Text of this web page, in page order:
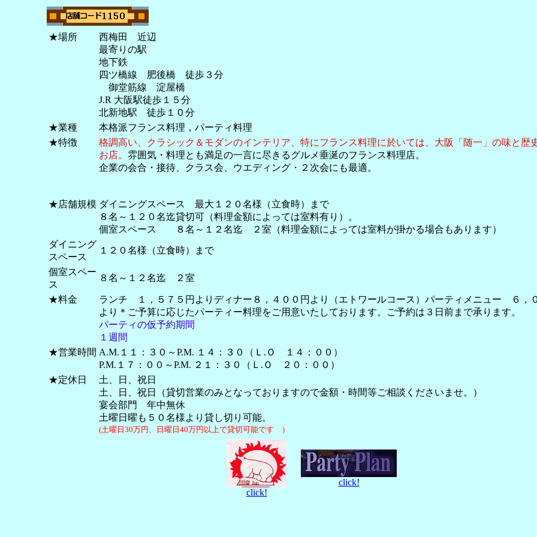
★場所
西梅田 近辺
最寄りの駅
地下鉄
四ツ橋線 肥後橋 徒歩３分
御堂筋線 淀屋橋
J.R 大阪駅徒歩１５分
北新地駅 徒歩１０分
★業種
本格派フランス料理，パーティ料理
★特徴
格調高い、クラシック＆モダンのインテリア、特にフランス料理に於いては、大阪「随一」の味と歴
お店。 雰囲気・料理とも満足の一言に尽きるグルメ垂涎のフランス料理店。
企業の会合・接待、クラス会、ウエディング・２次会にも最適。
★店舗規模 ダイニングスペース 最大１２０名様（立食時）まで
８名～１２０名迄貸切可（料理金額によっては室料有り）。
個室スペース ８名～１２名迄 ２室（料理金額によっては室料が掛かる場合もあります）
ダイニング
スペース
１２０名様（立食時）まで
個室スペー
ス
８名～１２名迄 ２室
★料金
ランチ １，５７５円よりディナー８，４００円より（エトワールコース）パーティメニュー ６，
より＊ご予算に応じたパーティー料理をご用意いたしております。ご予約は３日前まで承ります。
パーティの仮予約期間
１週間
★営業時間 A.M.１１：３０～P.M. １４：３０（Ｌ.Ｏ １４：００）
P.M.１７：００～P.M. ２１：３０（Ｌ.Ｏ ２０：００）
★定休日
土、日、祝日
土、日、祝日（貸切営業のみとなっておりますので金額・時間等ご相談くださいませ。）
宴会部門 年中無休
土曜日曜も５０名様より貸し切り可能。
(土曜日30万円、日曜日40万円以上で貸切可能です ）
click!
click!